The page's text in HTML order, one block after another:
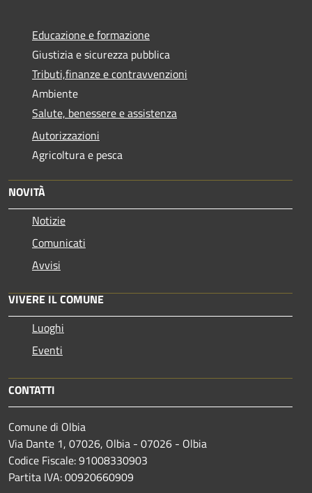
Educazione e formazione
Giustizia e sicurezza pubblica
Tributi,finanze e contravvenzioni
Ambiente
Salute, benessere e assistenza
Autorizzazioni
Agricoltura e pesca
NOVITÀ
Notizie
Comunicati
Avvisi
VIVERE IL COMUNE
Luoghi
Eventi
CONTATTI
Comune di Olbia
Via Dante 1, 07026, Olbia - 07026 - Olbia
Codice Fiscale: 91008330903
Partita IVA: 00920660909